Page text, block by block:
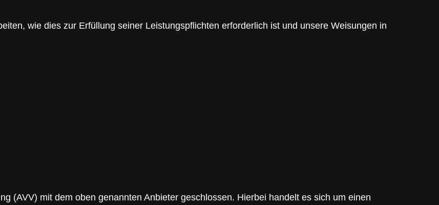
wie dies zur Erfüllung seiner Leistungspflichten erforderlich ist und unsere Weisungen in
(AVV) mit dem oben genannten Anbieter geschlossen. Hierbei handelt es sich um einen